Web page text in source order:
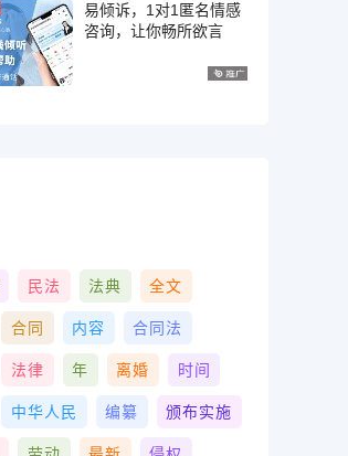
易倾诉，1对1匿名情感
咨询，让你畅所欲言
民法 法典 全文
合同 内容 合同法
法律 年 离婚 时间
中华人民 编纂 颁布实施